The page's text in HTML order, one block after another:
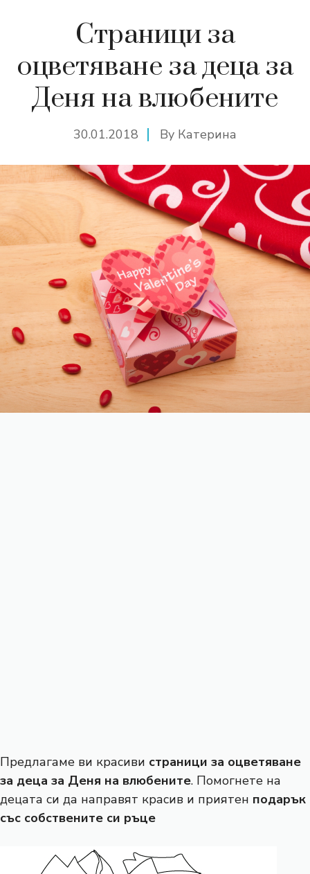
Страници за
оцветяване за деца за
Деня на влюбените
30.01.2018 By Катерина
Предлагаме ви красиви страници за оцветяване
за деца за Деня на влюбените. Помогнете на
децата си да направят красив и приятен подарък
със собствените си ръце